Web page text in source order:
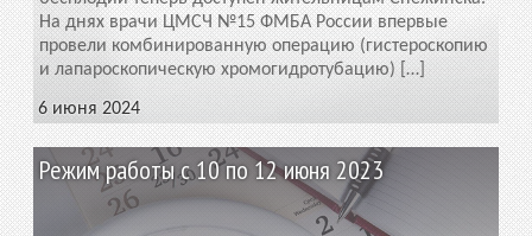
6 июня 2024
На днях врачи ЦМСЧ №15 ФМБА России впервые
провели комбинированную операцию (гистероскопию
и лапароскопическую хромогидротубацию) […]
Режим работы с 10 по 12 июня 2023